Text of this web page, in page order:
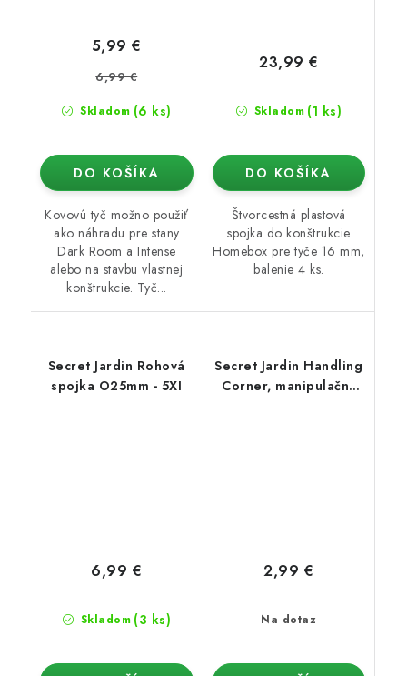
Skladom (6 ks)
5,99 €
6,99 €
DO KOŠÍKA
Kovovú tyč možno použiť
ako náhradu pre stany
Dark Room a Intense
alebo na stavbu vlastnej
konštrukcie. Tyč...
Skladom (1 ks)
23,99 €
DO KOŠÍKA
Štvorcestná plastová
spojka do konštrukcie
Homebox pre tyče 16 mm,
balenie 4 ks.
Secret Jardin Rohová
spojka O25mm - 5XI
Skladom (3 ks)
6,99 €
Secret Jardin Handling
Corner, manipulačný
Na dotaz
2,99 €